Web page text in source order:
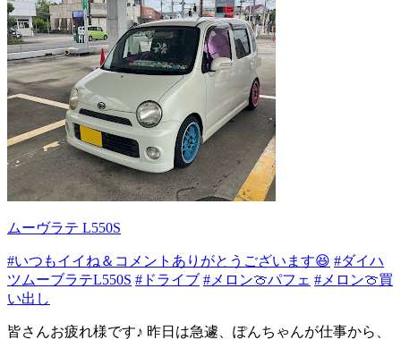
ムーヴラテ L550S
#いつもイイね＆コメントありがとうございます😆 #ダイハ
ツムーブラテL550S #ドライブ #メロン🍈パフェ #メロン🍈買
い出し
皆さんお疲れ様です♪ 昨日は急遽、ぽんちゃんが仕事から、